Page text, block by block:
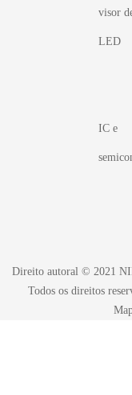
visor
LED
IC e
Direito autoral © 2021
Todos os direitos